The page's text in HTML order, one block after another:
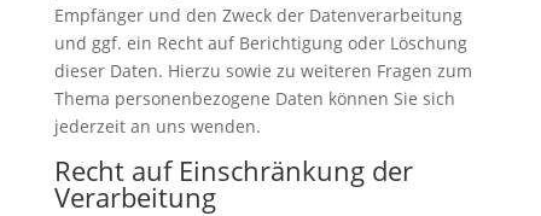
Empfänger und den Zweck der Datenverarbeitung
und ggf. ein Recht auf Berichtigung oder Löschung
dieser Daten. Hierzu sowie zu weiteren Fragen zum
Thema personenbezogene Daten können Sie sich
jederzeit an uns wenden.
Recht auf Einschränkung der
Verarbeitung